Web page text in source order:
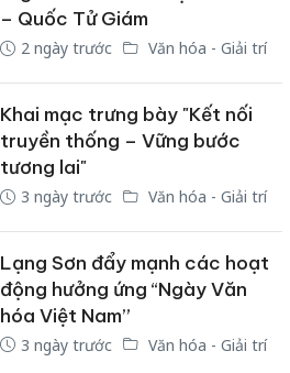
– Quốc Tử Giám
2 ngày trước Văn hóa - Giải trí
Khai mạc trưng bày "Kết nối
truyền thống – Vững bước
tương lai"
3 ngày trước Văn hóa - Giải trí
Lạng Sơn đẩy mạnh các hoạt
động hưởng ứng “Ngày Văn
hóa Việt Nam”
3 ngày trước Văn hóa - Giải trí